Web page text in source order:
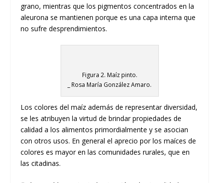
grano, mientras que los pigmentos concentrados en la
aleurona se mantienen porque es una capa interna que
no sufre desprendimientos.
Figura 2. Maíz pinto.
_ Rosa María González Amaro.
Los colores del maíz además de representar diversidad,
se les atribuyen la virtud de brindar propiedades de
calidad a los alimentos primordialmente y se asocian
con otros usos. En general el aprecio por los maíces de
colores es mayor en las comunidades rurales, que en
las citadinas.